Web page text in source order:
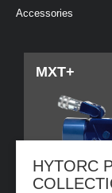
HYTORC
Accessories
MXT+